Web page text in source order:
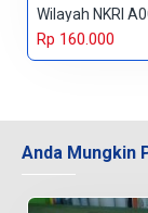
Rp 160.000
Anda Mungkin